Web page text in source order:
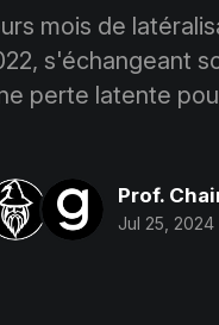
mois de
s'échangeant
perte latente
Prof.
Jul 25, 2024